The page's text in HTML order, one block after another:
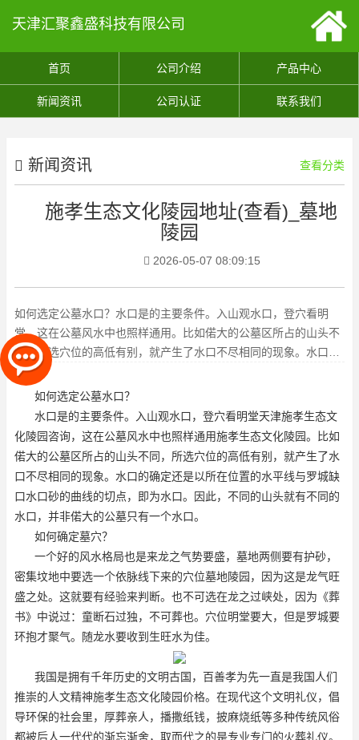
天津汇聚鑫盛科技有限公司
首页 公司介绍 产品中心
新闻资讯 公司认证 联系我们
新闻资讯 查看分类
施孝生态文化陵园地址(查看)_墓地
陵园
2026-05-07 08:09:15
如何选定公墓水口？水口是的主要条件。入山观水口，登穴看明
堂，这在公墓风水中也照样通用。比如偌大的公墓区所占的山头不
同，所选穴位的高低有别，就产生了水口不尽相同的现象。水口的
确定还是以所在位置的水平线与
如何选定公墓水口？
水口是的主要条件。入山观水口，登穴看明堂天津施孝生态文
化陵园咨询，这在公墓风水中也照样通用施孝生态文化陵园。比如
偌大的公墓区所占的山头不同，所选穴位的高低有别，就产生了水
口不尽相同的现象。水口的确定还是以所在位置的水平线与罗城缺
口水口砂的曲线的切点，即为水口。因此，不同的山头就有不同的
水口，并非偌大的公墓只有一个水口。
如何确定墓穴？
一个好的风水格局也是来龙之气势要盛，墓地两侧要有护砂，
密集坟地中要选一个依脉线下来的穴位墓地陵园 ，因为这是龙气旺
盛之处。这就要有经验来判断。也不可选在龙之过峡处，因为《葬
书》中说过：童断石过独，不可葬也。穴位明堂要大，但是罗城要
环抱才聚气。随龙水要收到生旺水为佳。
我国是拥有千年历史的文明古国，百善孝为先一直是我国人们
推崇的人文精神施孝生态文化陵园价格。在现代这个文明礼仪，倡
导环保的社会里，厚葬亲人，播撒纸钱，披麻烧纸等多种传统风俗
都被后人一代代的渐忘渐舍，取而代之的是专业专门的火葬礼仪。